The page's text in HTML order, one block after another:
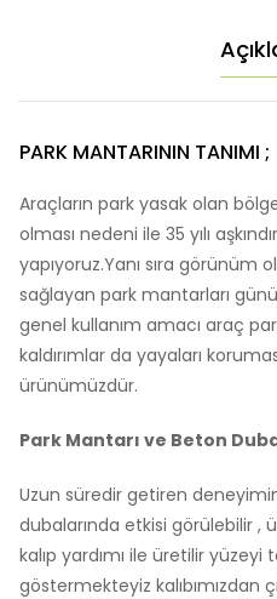
PARK MANTARININ TANIMI ;
Araçların park yasak olan
olması nedeni ile 35 yılı
yapıyoruz.Yanı sıra
sağlayan park mantarları
genel kullanım amacı araç
kaldırımlar da yayaları
ürünümüzdür.
Park Mantarı ve Beton
Uzun süredir getiren
dubalarında etkisi görülebilir
kalıp yardımı ile üretilir
göstermekteyiz kalıbımızdan